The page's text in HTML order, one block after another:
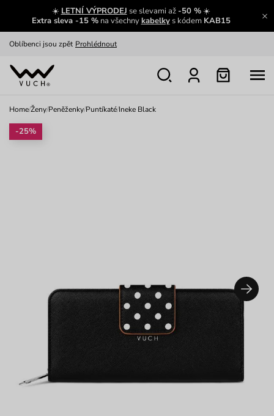
☀️ LETNÍ VÝPRODEJ se slevami až -50 %☀️
Extra sleva -15 %na všechnykabelkys kódem KAB15
Výměna a vrácení zdarma Zobrazit
Oblíbenci jsou zpět Prohlédnout
Nech se inspirovat
Home/Ženy/Peněženky/Puntíkaté/Ineke Black
-25%